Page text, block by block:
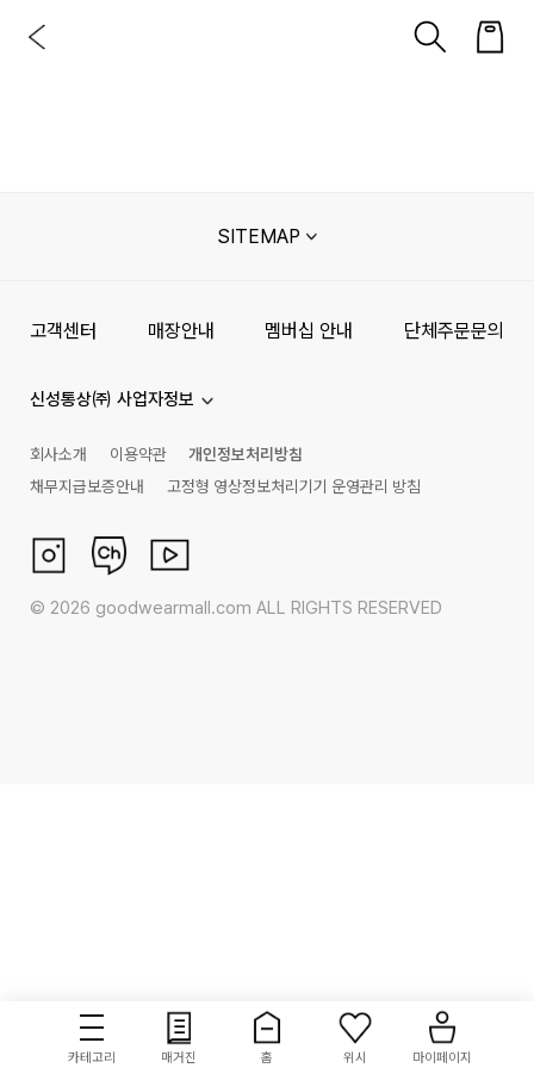
카테고리 매거진 홈 위시 마이페이지
SITEMAP
고객센터 매장안내 멤버십 안내 단체주문문의
신성통상㈜ 사업자정보
회사소개 이용약관
개인정보처리방침
채무지급보증안내
고정형 영상정보처리기기 운영관리 방침
© 2026 goodwearmall.com ALL RIGHTS RESERVED